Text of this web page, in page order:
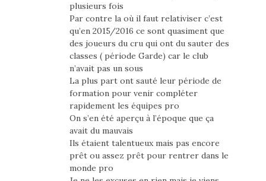
plusieurs fois
Par contre la où il faut relativiser c’est
qu’en 2015/2016 ce sont quasiment que
des joueurs du cru qui ont du sauter des
classes ( période Garde) car le club
n’avait pas un sous
La plus part ont sauté leur période de
formation pour venir compléter
rapidement les équipes pro
On s’en été aperçu à l’époque que ça
avait du mauvais
Ils étaient talentueux mais pas encore
prêt ou assez prêt pour rentrer dans le
monde pro